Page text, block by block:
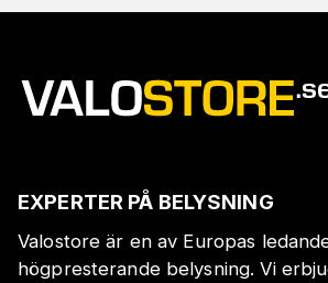
EXPERTER PÅ BELYSNING
Valostore är en av Europas
högpresterande belysning. Vi